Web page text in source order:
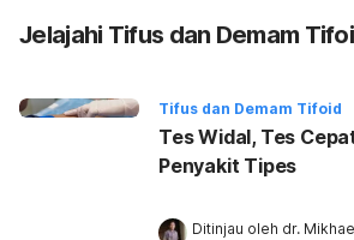
Jelajahi Tifus dan Demam
Tifus dan Demam Tifoid
Tes Widal, Tes
Penyakit Tipes
Ditinjau oleh dr.